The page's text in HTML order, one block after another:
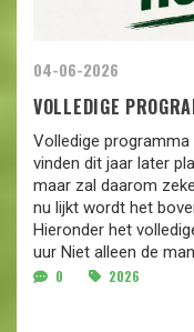
04-06-2026
VOLLEDIGE
Volledige programma
vinden dit jaar later
maar zal daarom
nu lijkt wordt het
Hieronder het
uur Niet alleen de
0 2026